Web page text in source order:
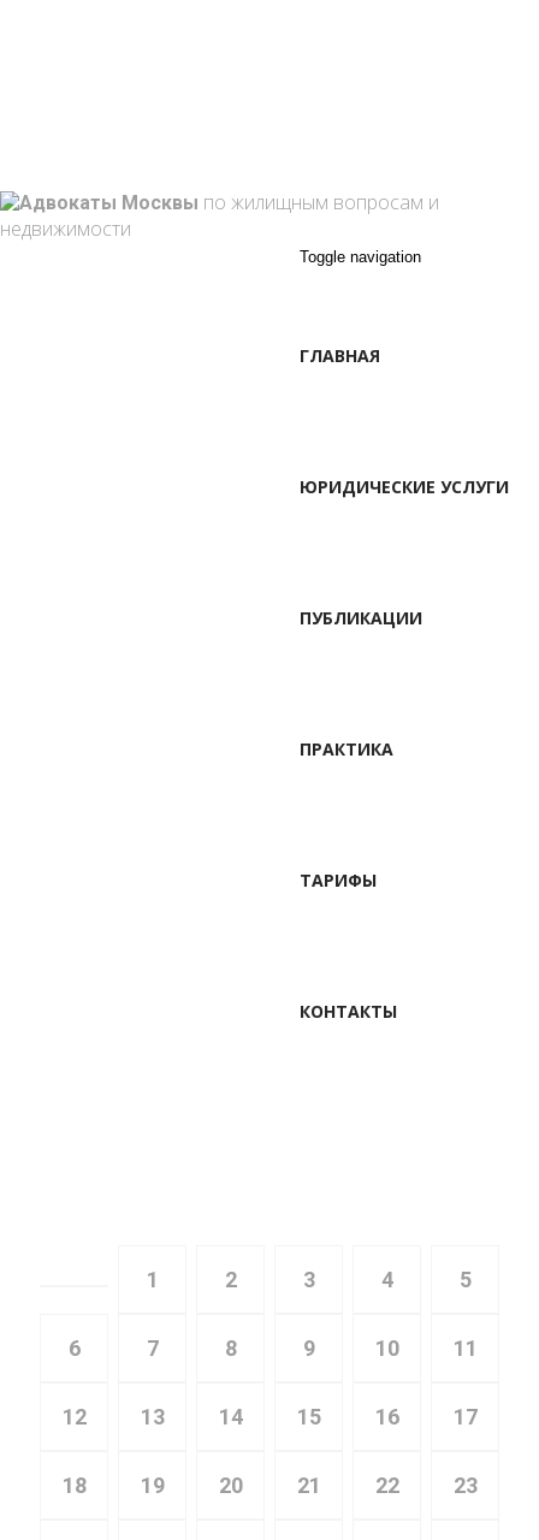
по жилищным вопросам и
недвижимости
Toggle navigation
ГЛАВНАЯ
ЮРИДИЧЕСКИЕ УСЛУГИ
ПУБЛИКАЦИИ
ПРАКТИКА
ТАРИФЫ
КОНТАКТЫ
1 2 3 4 5
6 7 8 9 10 11
12 13 14 15 16 17
18 19 20 21 22 23